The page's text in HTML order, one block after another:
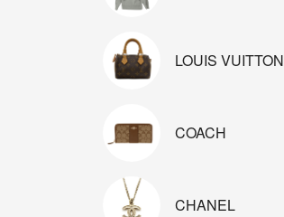
LOUIS VUITTON
COACH
CHANEL